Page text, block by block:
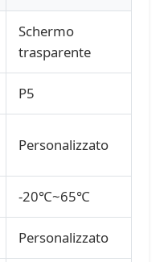
a LED
Schermo
trasparente
P5
Personalizzato
-20℃~65℃
Personalizzato